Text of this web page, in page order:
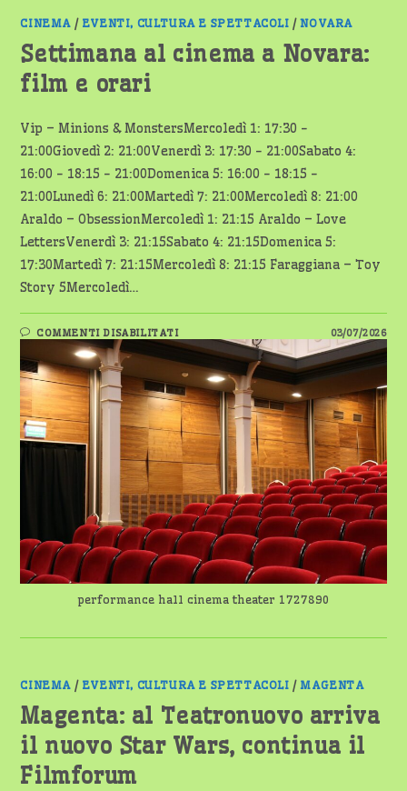
CINEMA / EVENTI, CULTURA E SPETTACOLI /NOVARA
Settimana al cinema a Novara:
film e orari
Vip – Minions & MonstersMercoledì 1: 17:30 -
21:00Giovedì 2: 21:00Venerdì 3: 17:30 - 21:00Sabato 4:
16:00 - 18:15 - 21:00Domenica 5: 16:00 - 18:15 -
21:00Lunedì 6: 21:00Martedì 7: 21:00Mercoledì 8: 21:00
Araldo – ObsessionMercoledì 1: 21:15 Araldo – Love
LettersVenerdì 3: 21:15Sabato 4: 21:15Domenica 5:
17:30Martedì 7: 21:15Mercoledì 8: 21:15 Faraggiana – Toy
Story 5Mercoledì…
COMMENTI DISABILITATISU
SETTIMANA
AL
CINEMA
A
NOVARA:
FILM
E
ORARI
03/07/2026
performance hall cinema theater 1727890
CINEMA / EVENTI, CULTURA E SPETTACOLI /MAGENTA
Magenta: al Teatronuovo arriva
il nuovo Star Wars, continua il
Filmforum